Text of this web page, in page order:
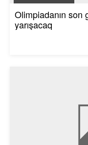
Olimpiadanın son
yarışacaq